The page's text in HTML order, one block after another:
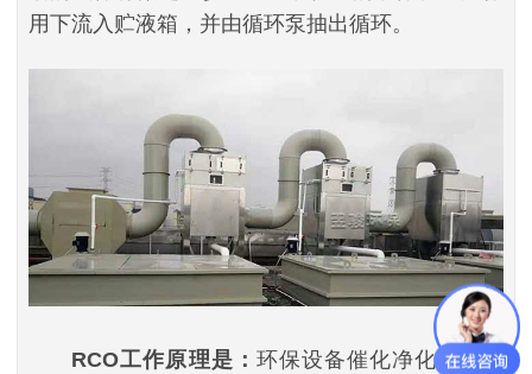
用下流入贮液箱，并由循环泵抽出循环。
RCO工作原理是： 环保设备催化净化是典型